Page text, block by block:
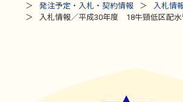
発注予定・入札・契約情報
入札情
入札情報／平成30年度 18牛頸低区配